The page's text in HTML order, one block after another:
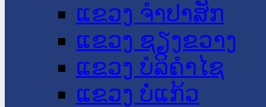
ແຂວງ ຈໍາປາສັກ
ແຂວງ ຊຽງຂວາງ
ແຂວງ ບໍລິຄໍາໄຊ
ແຂວງ ບໍ່ແກ້ວ